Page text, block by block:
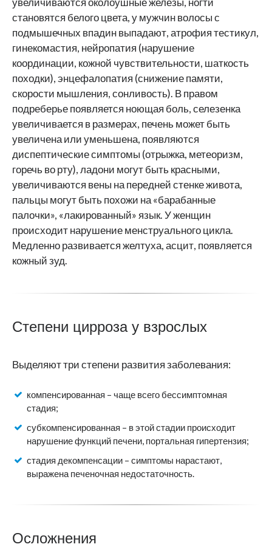
становятся белого цвета, у мужчин волосы с
подмышечных впадин выпадают, атрофия тестикул,
гинекомастия, нейропатия (нарушение
координации, кожной чувствительности, шаткость
походки), энцефалопатия (снижение памяти,
скорости мышления, сонливость). В правом
подреберье появляется ноющая боль, селезенка
увеличивается в размерах, печень может быть
увеличена или уменьшена, появляются
диспептические симптомы (отрыжка, метеоризм,
горечь во рту), ладони могут быть красными,
увеличиваются вены на передней стенке живота,
пальцы могут быть похожи на «барабанные
палочки», «лакированный» язык. У женщин
происходит нарушение менструального цикла.
Медленно развивается желтуха, асцит, появляется
кожный зуд.
Степени цирроза у взрослых
Выделяют три степени развития заболевания:
компенсированная – чаще всего бессимптомная
стадия;
субкомпенсированная – в этой стадии происходит
нарушение функций печени, портальная гипертензия;
стадия декомпенсации – симптомы нарастают,
выражена печеночная недостаточность.
Осложнения